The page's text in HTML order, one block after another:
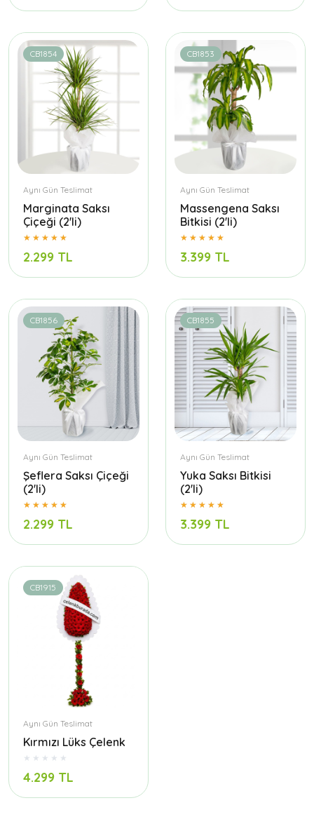
CB1854
Aynı Gün Teslimat
Marginata Saksı
Çiçeği (2'li)
2.299 TL
CB1853
Aynı Gün Teslimat
Massengena Saksı
Bitkisi (2'li)
3.399 TL
CB1856
Aynı Gün Teslimat
Şeflera Saksı Çiçeği
(2'li)
2.299 TL
CB1855
Aynı Gün Teslimat
Yuka Saksı Bitkisi
(2'li)
3.399 TL
CB1915
Aynı Gün Teslimat
Kırmızı Lüks Çelenk
4.299 TL